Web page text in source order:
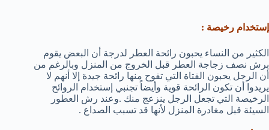
إستخدام رخيصة :
الكثير من النساء يحبون رائحة العطر لدرجة أن البعض يقوم
برش نصف زجاجة العطر قبل الخروج من المنزل وبالرغم من
أن الرجل يحبون الفتاة التي تفوح منها رائحة جيدة إلا أنهم لا
يريدوا أن تكون الرائحة قوية وأيضاً تجنبي إستخدام الروائح
الرخيصة التي تجعل الرجل ينزعج منك .وعند رش العطور
السيئة قبل مغادرة المنزل لأنها قد تسبب الصداع .